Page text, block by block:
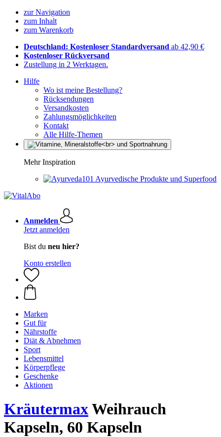
zur Navigation
zum Inhalt
zum Warenkorb
Deutschland: Kostenloser Standardversand ab 42,90 €
Kostenloser Rückversand
Zustellung in 2 Werktagen.
Hilfe
Wo ist meine Bestellung?
Rücksendungen
Versandkosten
Zahlungsmöglichkeiten
Kontakt
Alle Hilfe-Themen
Mehr Inspiration
Ayurvedische Produkte und Superfood
Anmelden
Jetzt anmelden
Bist du neu hier?
Konto erstellen
Marken
Gut für
Nährstoffe
Diät & Abnehmen
Sport
Lebensmittel
Körperpflege
Geschenke
Aktionen
KräutermaxWeihrauch
Kapseln, 60 Kapseln